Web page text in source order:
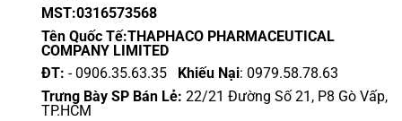
MST:0316573568
Tên Quốc Tế:THAPHACO PHARMACEUTICAL
COMPANY LIMITED
ĐT: - 0906.35.63.35 Khiếu Nại: 0979.58.78.63
Trưng Bày SP Bán Lẻ: 22/21 Đường Số 21, P8 Gò Vấp,
TP.HCM